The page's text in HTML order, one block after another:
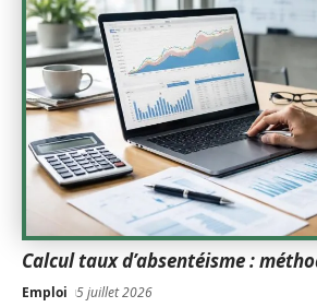
Calcul taux d’absentéisme :
Emploi 5 juillet 2026